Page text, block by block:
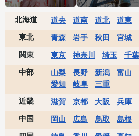
北海道 道央 道南 道北
道東
東北
青森 岩手 秋田 宮城
関東
東京 神奈川 埼玉 千葉
中部
山梨 長野 新潟 富山
愛知
岐阜
三重
近畿
滋賀 京都 大阪 兵庫
中国
岡山 広島 鳥取 島根